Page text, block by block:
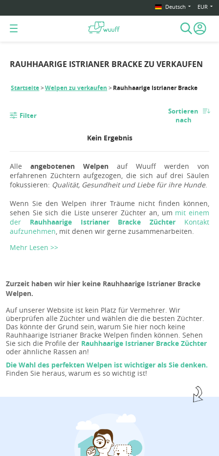
Deutsch EUR
RAUHHAARIGE ISTRIANER BRACKE ZU VERKAUFEN
Startseite Welpen zu verkaufen Rauhhaarige Istrianer Bracke
Filter
Sortieren
nach
Kein Ergebnis
Alle angebotenen Welpen auf Wuuff werden von
erfahrenen Züchtern aufgezogen, die sich auf drei Säulen
fokussieren: Qualität, Gesundheit und Liebe für ihre Hunde.
Wenn Sie den Welpen ihrer Träume nicht finden können,
sehen Sie sich die Liste unserer Züchter an, um mit einem
der Rauhhaarige Istrianer Bracke Züchter Kontakt
aufzunehmen, mit denen wir gerne zusammenarbeiten.
Mehr Lesen >>
Zurzeit haben wir hier keine Rauhhaarige Istrianer Bracke
Welpen.
Auf unserer Website ist kein Platz für Vermehrer. Wir
überprüfen alle Züchter und wählen die die besten Züchter.
Das könnte der Grund sein, warum Sie hier noch keine
Rauhhaarige Istrianer Bracke Welpen finden können. Sehen
Sie sich die Profile der Rauhhaarige Istrianer Bracke Züchter
oder ähnliche Rassen an!
Die Wahl des perfekten Welpen ist wichtiger als Sie denken.
Finden Sie heraus, warum es so wichtig ist!